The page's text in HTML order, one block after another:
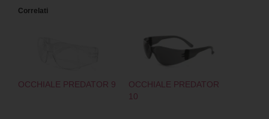
Correlati
OCCHIALE PREDATOR 9
OCCHIALE PREDATOR
10